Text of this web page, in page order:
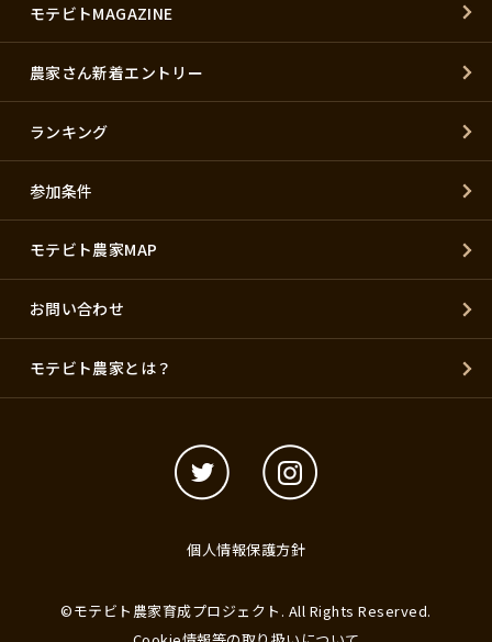
モテビトMAGAZINE
農家さん新着エントリー
ランキング
参加条件
モテビト農家MAP
お問い合わせ
モテビト農家とは？
個人情報保護方針
©モテビト農家育成プロジェクト. All Rights Reserved.